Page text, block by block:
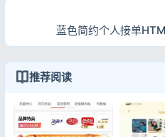
蓝色简约个人接单
推荐阅读